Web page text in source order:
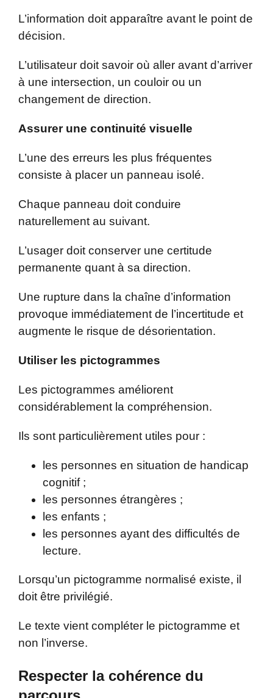
L’information doit apparaître avant le point de
décision.
L’utilisateur doit savoir où aller avant d’arriver
à une intersection, un couloir ou un
changement de direction.
Assurer une continuité visuelle
L’une des erreurs les plus fréquentes
consiste à placer un panneau isolé.
Chaque panneau doit conduire
naturellement au suivant.
L’usager doit conserver une certitude
permanente quant à sa direction.
Une rupture dans la chaîne d’information
provoque immédiatement de l’incertitude et
augmente le risque de désorientation.
Utiliser les pictogrammes
Les pictogrammes améliorent
considérablement la compréhension.
Ils sont particulièrement utiles pour :
les personnes en situation de handicap
cognitif ;
les personnes étrangères ;
les enfants ;
les personnes ayant des difficultés de
lecture.
Lorsqu’un pictogramme normalisé existe, il
doit être privilégié.
Le texte vient compléter le pictogramme et
non l’inverse.
Respecter la cohérence du